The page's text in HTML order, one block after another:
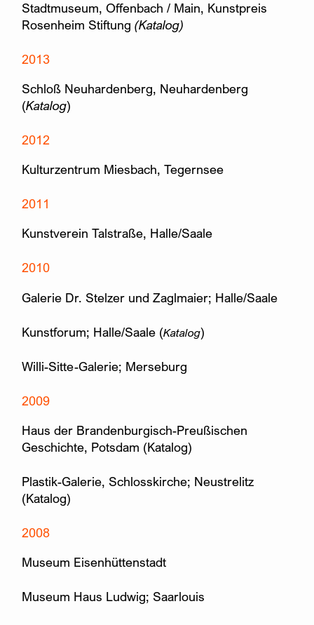
Stadtmuseum, Offenbach / Main, Kunstpreis
Rosenheim Stiftung(Katalog)
2013
Schloß Neuhardenberg, Neuhardenberg
(Katalog)
2012
Kulturzentrum Miesbach, Tegernsee
2011
Kunstverein Talstraße, Halle/Saale
2010
Galerie Dr. Stelzer und Zaglmaier; Halle/Saale
Kunstforum; Halle/Saale (Katalog)
Willi-Sitte-Galerie; Merseburg
2009
Haus der Brandenburgisch-Preußischen
Geschichte, Potsdam (Katalog)
Plastik-Galerie, Schlosskirche; Neustrelitz
(Katalog)
2008
Museum Eisenhüttenstadt
Museum Haus Ludwig; Saarlouis